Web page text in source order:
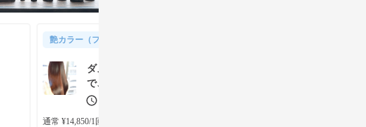
艶カラー（フルカラー＆トリートメント）
ダメージケアをしながら理想の艶カラーに。トリートメント
で、更に潤う艶髪に
通常 ¥14,850/1回